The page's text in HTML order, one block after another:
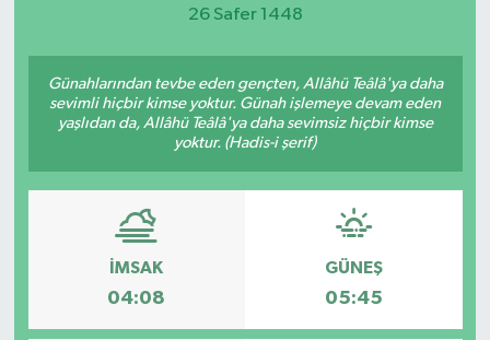
26 Safer 1448
Günahlarından tevbe eden gençten, Allâhü Teâlâ'ya daha
sevimli hiçbir kimse yoktur. Günah işlemeye devam eden
yaşlıdan da, Allâhü Teâlâ'ya daha sevimsiz hiçbir kimse
yoktur. (Hadis-i şerif)
İMSAK
04:08
GÜNEŞ
05:45